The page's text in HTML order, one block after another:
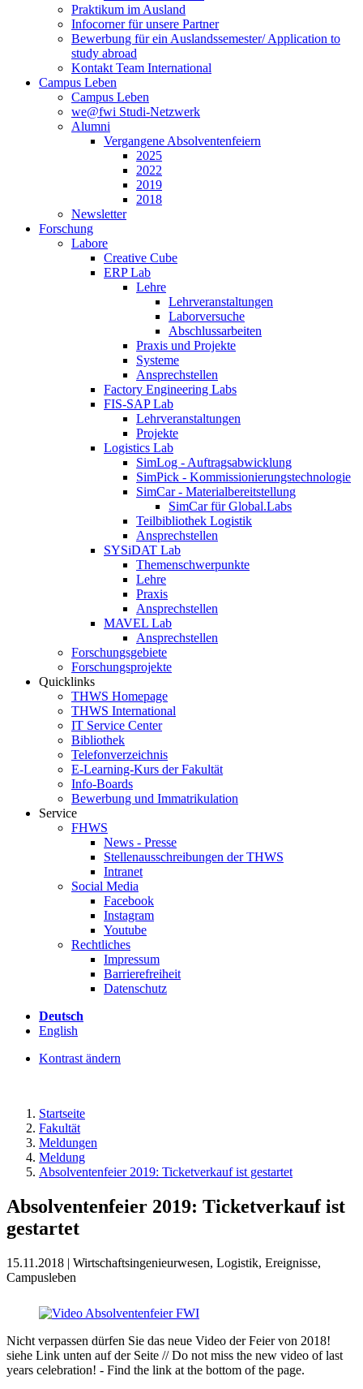
Praktikum im Ausland
Infocorner für unsere Partner
Bewerbung für ein Auslandssemester/ Application to
study abroad
Kontakt Team International
Campus Leben
Campus Leben
we@fwi Studi-Netzwerk
Alumni
Vergangene Absolventenfeiern
2025
2022
2019
2018
Newsletter
Forschung
Labore
Creative Cube
ERP Lab
Lehre
Lehrveranstaltungen
Laborversuche
Abschlussarbeiten
Praxis und Projekte
Systeme
Ansprechstellen
Factory Engineering Labs
FIS-SAP Lab
Lehrveranstaltungen
Projekte
Logistics Lab
SimLog - Auftragsabwicklung
SimPick - Kommissionierungstechnologie
SimCar - Materialbereitstellung
SimCar für Global.Labs
Teilbibliothek Logistik
Ansprechstellen
SYSiDAT Lab
Themenschwerpunkte
Lehre
Praxis
Ansprechstellen
MAVEL Lab
Ansprechstellen
Forschungsgebiete
Forschungsprojekte
Quicklinks
THWS Homepage
THWS International
IT Service Center
Bibliothek
Telefonverzeichnis
E-Learning-Kurs der Fakultät
Info-Boards
Bewerbung und Immatrikulation
Service
FHWS
News - Presse
Stellenausschreibungen der THWS
Intranet
Social Media
Facebook
Instagram
Youtube
Rechtliches
Impressum
Barrierefreiheit
Datenschutz
Deutsch
English
Kontrast ändern
Startseite
Fakultät
Meldungen
Meldung
Absolventenfeier 2019: Ticketverkauf ist gestartet
Absolventenfeier 2019: Ticketverkauf ist
gestartet
15.11.2018 | Wirtschaftsingenieurwesen, Logistik, Ereignisse,
Campusleben
Nicht verpassen dürfen Sie das neue Video der Feier von 2018!
siehe Link unten auf der Seite // Do not miss the new video of last
years celebration! - Find the link at the bottom of the page.